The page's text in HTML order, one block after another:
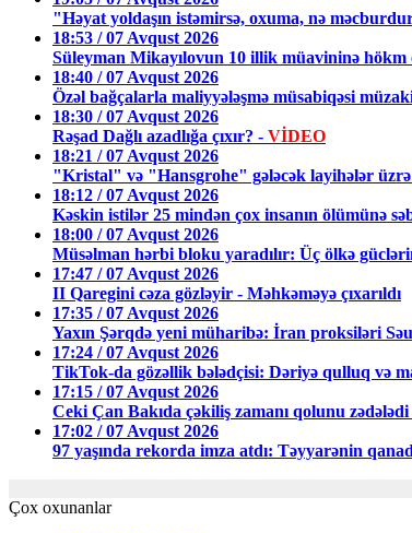
"Həyat yoldaşın istəmirsə, oxuma, nə
18:53 / 07 Avqust 2026
Süleyman Mikayılovun 10 illik müavininə hökm
18:40 / 07 Avqust 2026
Özəl bağçalarla maliyyələşmə müsabiqəsi
18:30 / 07 Avqust 2026
Rəşad Dağlı azadlığa çıxır? - VİDEO
18:21 / 07 Avqust 2026
"Kristal" və "Hansgrohe" gələcək layihələr üzrə
18:12 / 07 Avqust 2026
Kəskin istilər 25 mindən çox insanın ölümünə
18:00 / 07 Avqust 2026
Müsəlman hərbi bloku yaradılır: Üç ölkə
17:47 / 07 Avqust 2026
II Qaregini cəza gözləyir - Məhkəməyə çıxarıldı
17:35 / 07 Avqust 2026
Yaxın Şərqdə yeni müharibə: İran proksiləri
17:24 / 07 Avqust 2026
TikTok-da gözəllik bələdçisi: Dəriyə qulluq və
17:15 / 07 Avqust 2026
Ceki Çan Bakıda çəkiliş zamanı qolunu zədələdi
17:02 / 07 Avqust 2026
97 yaşında rekorda imza atdı: Təyyarənin
Çox oxunanlar